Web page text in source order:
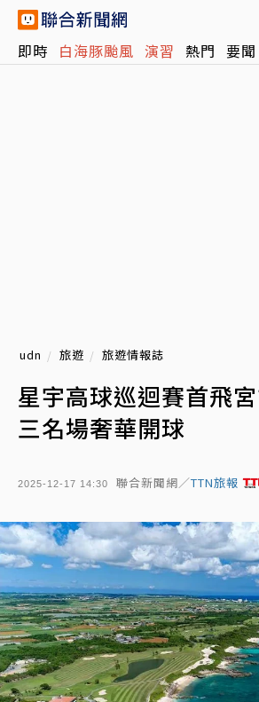
即時 白海豚颱風 演習 熱門 要聞
udn 旅遊 旅遊情報誌
星宇高球巡迴賽首飛
三名場奢華開球
2025-12-17 14:30 聯合新聞網／TTN旅報